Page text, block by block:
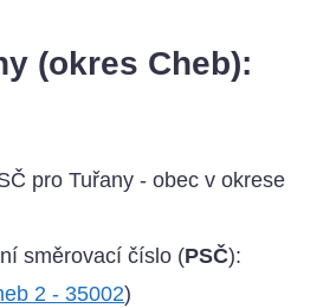
(okres Cheb):
pro Tuřany - obec v okrese
směrovací číslo (PSČ):
2 - 35002)